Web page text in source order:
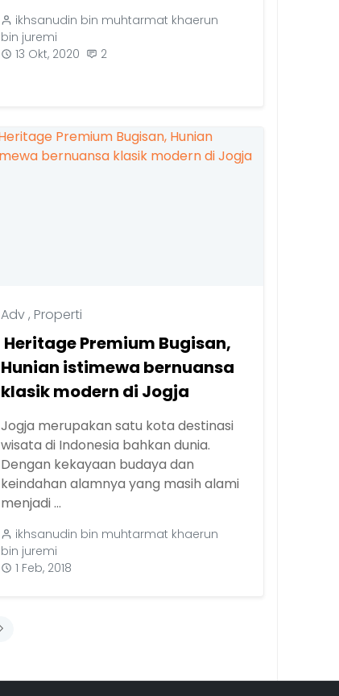
ikhsanudin bin muhtarmat khaerun
bin juremi
13 Okt, 2020
2
Adv, Properti
Heritage Premium Bugisan,
Hunian istimewa bernuansa
klasik modern di Jogja
Jogja merupakan satu kota destinasi
wisata di Indonesia bahkan dunia.
Dengan kekayaan budaya dan
keindahan alamnya yang masih alami
menjadi ...
ikhsanudin bin muhtarmat khaerun
bin juremi
1 Feb, 2018